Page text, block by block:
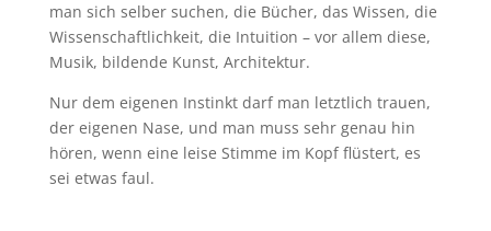
man sich selber suchen, die Bücher, das Wissen, die
Wissenschaftlichkeit, die Intuition – vor allem diese,
Musik, bildende Kunst, Architektur.
Nur dem eigenen Instinkt darf man letztlich trauen,
der eigenen Nase, und man muss sehr genau hin
hören, wenn eine leise Stimme im Kopf flüstert, es
sei etwas faul.